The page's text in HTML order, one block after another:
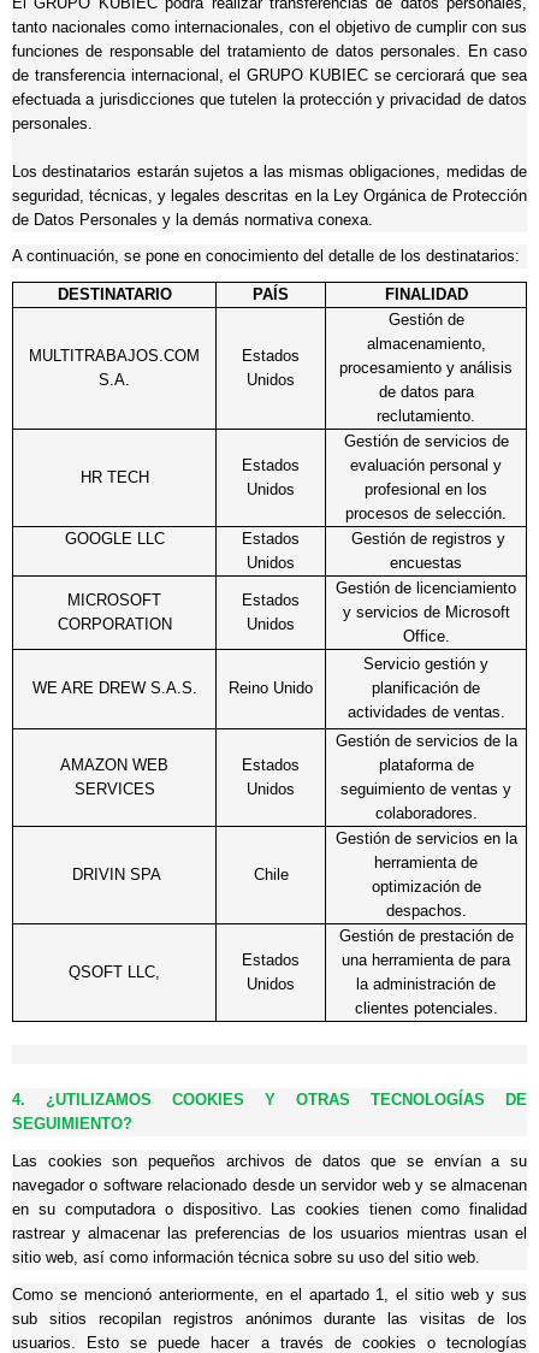
tanto nacionales como internacionales, con el objetivo de cumplir con sus
funciones de responsable del tratamiento de datos personales. En caso
de transferencia internacional, el GRUPO KUBIEC se cerciorará que sea
efectuada a jurisdicciones que tutelen la protección y privacidad de datos
personales.
Los destinatarios estarán sujetos a las mismas obligaciones, medidas de
seguridad, técnicas, y legales descritas en la Ley Orgánica de Protección
de Datos Personales y la demás normativa conexa.
A continuación, se pone en conocimiento del detalle de los destinatarios:
DESTINATARIO PAÍS FINALIDAD
MULTITRABAJOS.COM
S.A.
Estados
Unidos
Gestión de
almacenamiento,
procesamiento y análisis
de datos para
reclutamiento.
HR TECH
Estados
Unidos
Gestión de servicios de
evaluación personal y
profesional en los
procesos de selección.
GOOGLE LLC
Estados
Unidos
Gestión de registros y
encuestas
MICROSOFT
CORPORATION
Estados
Unidos
Gestión de licenciamiento
y servicios de Microsoft
Office.
WE ARE DREW S.A.S. Reino Unido
Servicio gestión y
planificación de
actividades de ventas.
AMAZON WEB
SERVICES
Estados
Unidos
Gestión de servicios de la
plataforma de
seguimiento de ventas y
colaboradores.
DRIVIN SPA Chile
Gestión de servicios en la
herramienta de
optimización de
despachos.
QSOFT LLC,
Estados
Unidos
Gestión de prestación de
una herramienta de para
la administración de
clientes potenciales.
4. ¿UTILIZAMOS COOKIES Y OTRAS TECNOLOGÍAS DE
SEGUIMIENTO?
Las cookies son pequeños archivos de datos que se envían a su
navegador o software relacionado desde un servidor web y se almacenan
en su computadora o dispositivo. Las cookies tienen como finalidad
rastrear y almacenar las preferencias de los usuarios mientras usan el
sitio web, así como información técnica sobre su uso del sitio web.
Como se mencionó anteriormente, en el apartado 1, el sitio web y sus
sub sitios recopilan registros anónimos durante las visitas de los
usuarios. Esto se puede hacer a través de cookies o tecnologías